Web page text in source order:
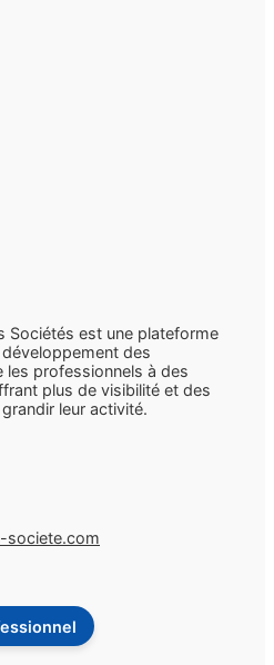
Sociétés est une plateforme
des
les professionnels à des
plus de visibilité et des
leur activité.
societe.com